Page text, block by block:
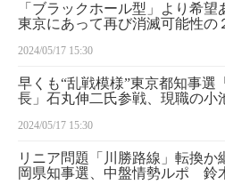
「ブラックホール型」より希
東京にあって再び消滅可能性の
2024/05/17 15:30
早くも“乱戦模様”東京都知事選
長」石丸伸二氏参戦、現職の小
言及
2024/05/17 15:30
リニア問題「川勝路線」転換
岡県知事選、中盤情勢ルポ 鈴